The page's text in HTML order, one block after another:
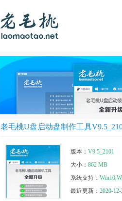
老毛桃U盘启动盘制作工具
版本： V9.5_2101
大小： 862 MB
系统支持：
最近更新： 2020-12-